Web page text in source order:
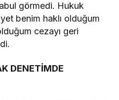
görmedi. Hukuk
benim haklı olduğum
cezayı geri
DENETİMDE